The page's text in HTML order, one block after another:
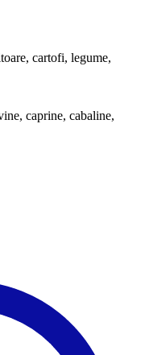
cartofi, legume,
caprine, cabaline,